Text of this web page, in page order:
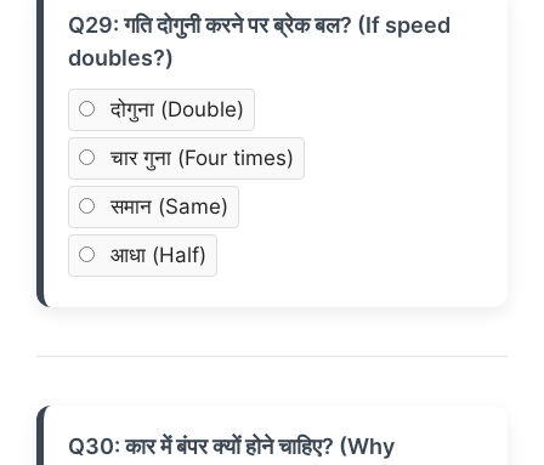
Q29: गति दोगुनी करने पर ब्रेक बल? (If speed
doubles?)
दोगुना (Double)
चार गुना (Four times)
समान (Same)
आधा (Half)
Q30: कार में बंपर क्यों होने चाहिए? (Why